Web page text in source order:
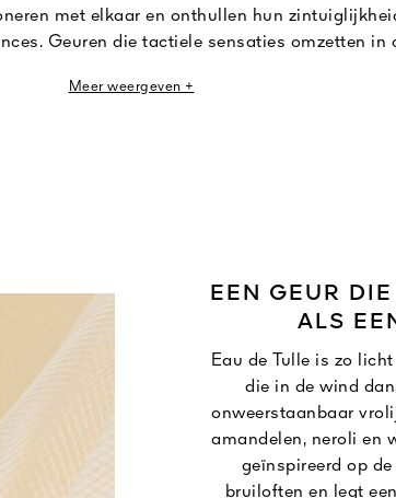
met elkaar en onthullen hun
Geuren die tactiele sensaties omzetten in
Meer weergeven +
EEN GEUR
ALS
Eau de Tulle is zo
die in de wind
onweerstaanbaar
amandelen, neroli en
geïnspireerd op
bruiloften en legt